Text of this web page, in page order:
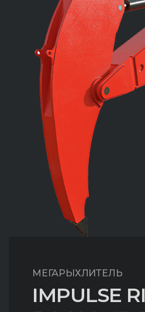
МЕГАРЫХЛИТЕЛЬ
IMPULSE